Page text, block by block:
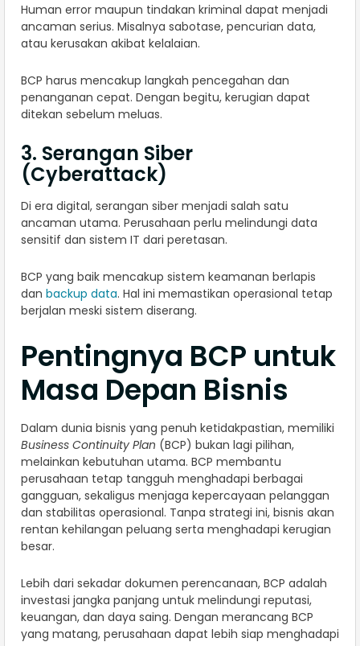
Human error maupun tindakan kriminal dapat menjadi
ancaman serius. Misalnya sabotase, pencurian data,
atau kerusakan akibat kelalaian.
BCP harus mencakup langkah pencegahan dan
penanganan cepat. Dengan begitu, kerugian dapat
ditekan sebelum meluas.
3. Serangan Siber
(Cyberattack)
Di era digital, serangan siber menjadi salah satu
ancaman utama. Perusahaan perlu melindungi data
sensitif dan sistem IT dari peretasan.
BCP yang baik mencakup sistem keamanan berlapis
dan backup data. Hal ini memastikan operasional tetap
berjalan meski sistem diserang.
Pentingnya BCP untuk
Masa Depan Bisnis
Dalam dunia bisnis yang penuh ketidakpastian, memiliki
Business Continuity Plan (BCP) bukan lagi pilihan,
melainkan kebutuhan utama. BCP membantu
perusahaan tetap tangguh menghadapi berbagai
gangguan, sekaligus menjaga kepercayaan pelanggan
dan stabilitas operasional. Tanpa strategi ini, bisnis akan
rentan kehilangan peluang serta menghadapi kerugian
besar.
Lebih dari sekadar dokumen perencanaan, BCP adalah
investasi jangka panjang untuk melindungi reputasi,
keuangan, dan daya saing. Dengan merancang BCP
yang matang, perusahaan dapat lebih siap menghadapi